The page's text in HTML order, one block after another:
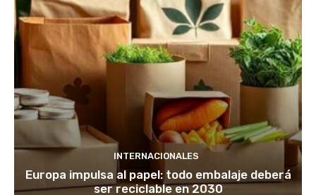
INTERNACIONALES
Europa impulsa al papel: todo embalaje deberá
ser reciclable en 2030